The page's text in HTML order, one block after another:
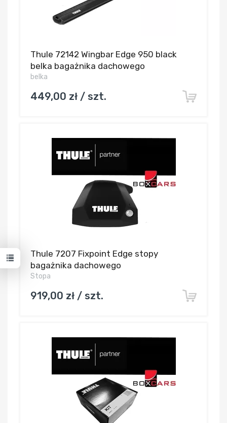
Thule 72142 Wingbar Edge 950 black
belka bagażnika dachowego
belka
449,00 zł / szt.
Thule 7207 Fixpoint Edge stopy
bagażnika dachowego
Stopa
919,00 zł / szt.